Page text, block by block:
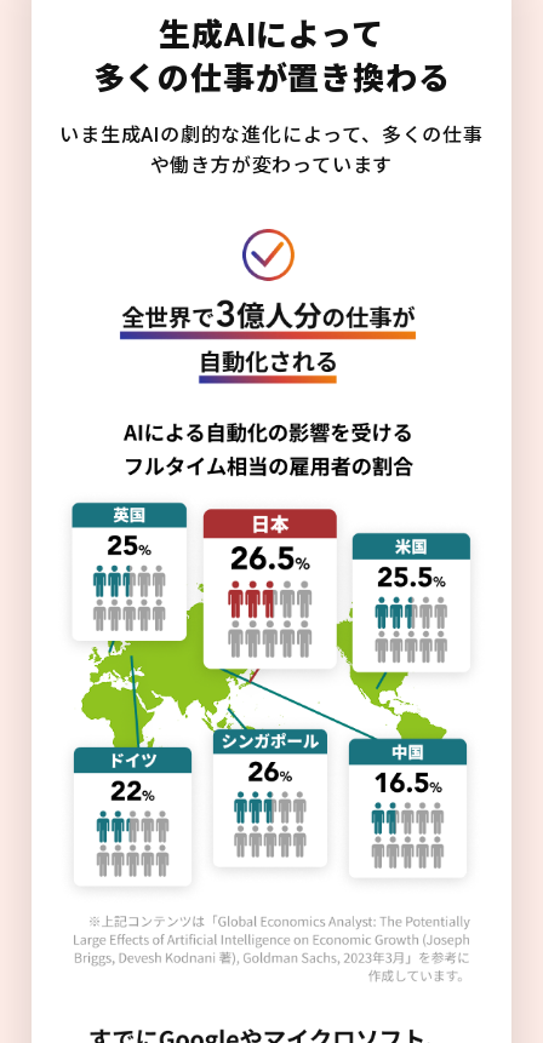
生成AIによって
多くの仕事が置き換わる
いま生成AIの劇的な進化によって、多くの仕事
や働き方が変わっています